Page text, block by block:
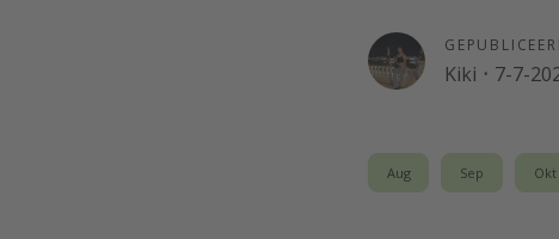
Kiki · 7-7-
Aug Sep Okt